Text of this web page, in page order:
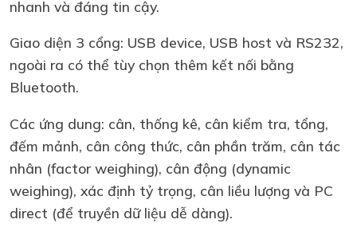
nhanh và đáng tin cậy.
Giao diện 3 cổng: USB device, USB host và RS232,
ngoài ra có thể tùy chọn thêm kết nối bằng
Bluetooth.
Các ứng dung: cân, thống kê, cân kiểm tra, tổng,
đếm mảnh, cân công thức, cân phần trăm, cân tác
nhân (factor weighing), cân động (dynamic
weighing), xác định tỷ trọng, cân liều lượng và PC
direct (để truyền dữ liệu dễ dàng).